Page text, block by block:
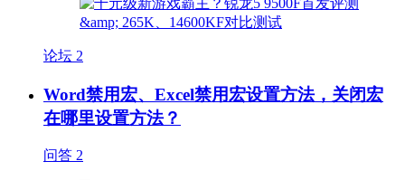
论坛 2
Word禁用宏、Excel禁用宏设置方法，关闭宏
在哪里设置方法？
问答 2